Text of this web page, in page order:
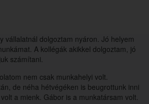
vállalatnál dolgoztam nyáron. Jó helyem
A kollégák akikkel dolgoztam, jó
számítani.
nem csak munkahelyi volt.
de néha hétvégéken is beugrottunk inni
a mienk. Gábor is a munkatársam volt.